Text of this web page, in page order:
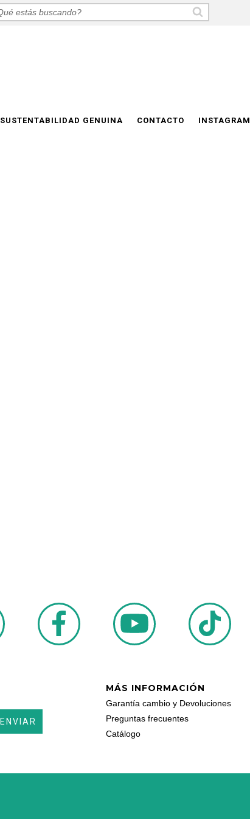
SUSTENTABILIDAD GENUINA CONTACTO INSTAGRAM
MÁS INFORMACIÓN
Garantía cambio y Devoluciones
Preguntas frecuentes
Catálogo